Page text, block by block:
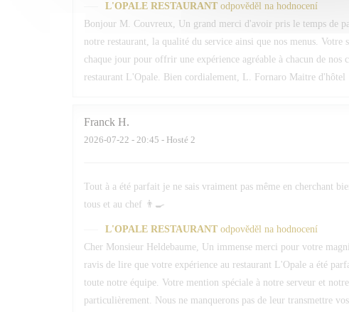
L'OPALE RESTAURANT odpověděl na hodnocení
Bonjour M. Couvreux, Un grand merci d'avoir pris le temps de
notre restaurant, la qualité du service ainsi que nos menus.
chaque jour pour offrir une expérience agréable à chacun de
restaurant L'Opale. Bien cordialement, L. Fornaro Maitre d'hôtel
Franck H
2026-07-22 - 20:45 - Hosté 2
Tout à a été parfait je ne sais vraiment pas même en cherchant
tous et au chef 👨‍🍳
L'OPALE RESTAURANT odpověděl na hodnocení
Cher Monsieur Heldebaume, Un immense merci pour votre
ravis de lire que votre expérience au restaurant L'Opale a été
toute notre équipe. Votre mention spéciale à notre serveur et
particulièrement. Nous ne manquerons pas de leur transmettre